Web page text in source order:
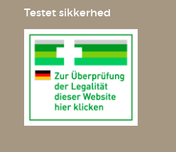
Testet sikkerhed